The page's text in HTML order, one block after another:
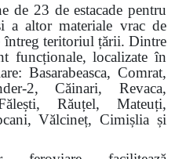
de 23 de estacade pentru
a altor materiale vrac de
întreg teritoriul țării. Dintre
funcționale, localizate în
Basarabeasca, Comrat,
2, Căinari, Revaca,
Răuțel, Mateuți,
Vălcineț, Cimișlia și